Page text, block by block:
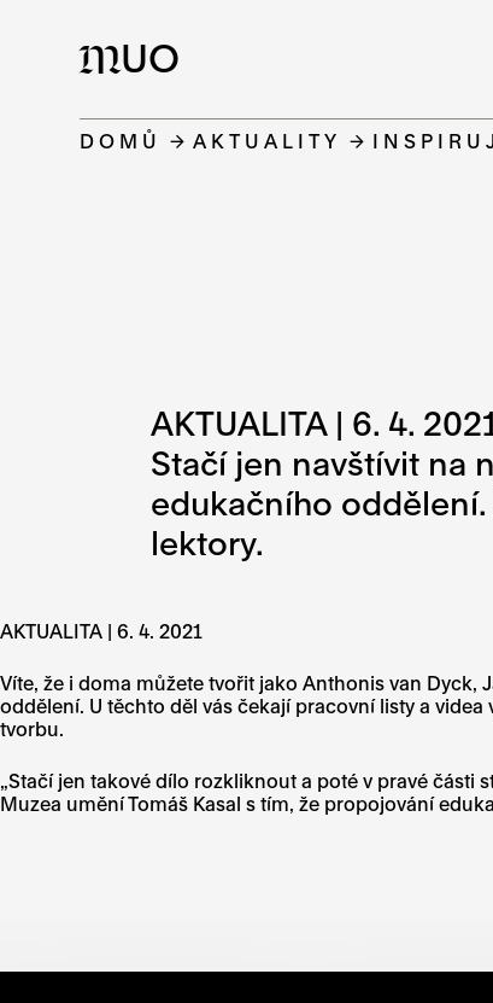
MUO
DOMŮ AKTUALITY
AKTUALITA | 6. 4.
Stačí jen navštívit na
edukačního
lektory.
AKTUALITA | 6. 4. 2021
Víte, že i doma můžete tvořit jako Anthonis van Dyck,
oddělení. U těchto děl vás čekají pracovní listy a
tvorbu.
„Stačí jen takové dílo rozkliknout a poté v pravé části
Muzea umění Tomáš Kasal s tím, že propojování